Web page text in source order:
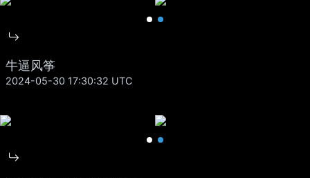
牛逼风筝
2024-05-30 17:30:32 UTC